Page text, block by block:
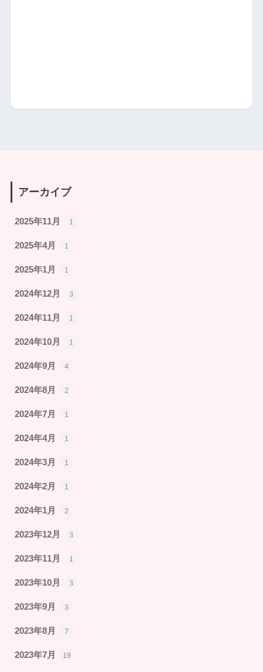
アーカイブ
2025年11月 1
2025年4月 1
2025年1月 1
2024年12月 3
2024年11月 1
2024年10月 1
2024年9月 4
2024年8月 2
2024年7月 1
2024年4月 1
2024年3月 1
2024年2月 1
2024年1月 2
2023年12月 3
2023年11月 1
2023年10月 3
2023年9月 3
2023年8月 7
2023年7月 19